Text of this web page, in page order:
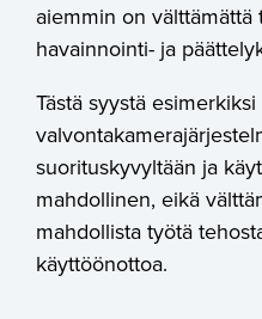
aiemmin on välttämättä
havainnointi- ja
Tästä syystä
suorituskyvyltään ja
mahdollinen, eikä
mahdollista työtä
käyttöönottoa.